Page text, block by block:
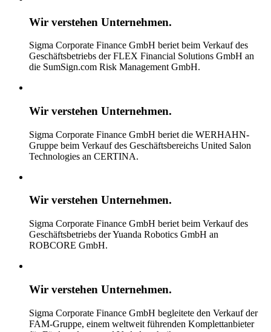
Wir verstehen Unternehmen.
Sigma Corporate Finance GmbH beriet beim Verkauf des
Geschäftsbetriebs der FLEX Financial Solutions GmbH an
die SumSign.com Risk Management GmbH.
Wir verstehen Unternehmen.
Sigma Corporate Finance GmbH beriet die WERHAHN-
Gruppe beim Verkauf des Geschäftsbereichs United Salon
Technologies an CERTINA.
Wir verstehen Unternehmen.
Sigma Corporate Finance GmbH beriet beim Verkauf des
Geschäftsbetriebs der Yuanda Robotics GmbH an
ROBCORE GmbH.
Wir verstehen Unternehmen.
Sigma Corporate Finance GmbH begleitete den Verkauf der
FAM-Gruppe, einem weltweit führenden Komplettanbieter